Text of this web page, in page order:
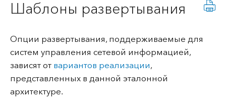
Шаблоны развертывания
Опции развертывания, поддерживаемые для
систем управления сетевой информацией,
зависят от вариантов реализации,
представленных в данной эталонной
архитектуре.